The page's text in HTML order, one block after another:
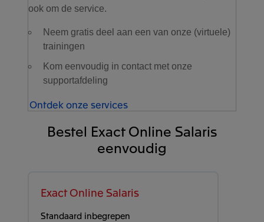
ook om de service.
Neem gratis deel aan een van onze (virtuele)
trainingen
Kom eenvoudig in contact met onze
supportafdeling
Ontdek onze services
Bestel Exact Online Salaris
eenvoudig
Exact Online Salaris
Standaard inbegrepen